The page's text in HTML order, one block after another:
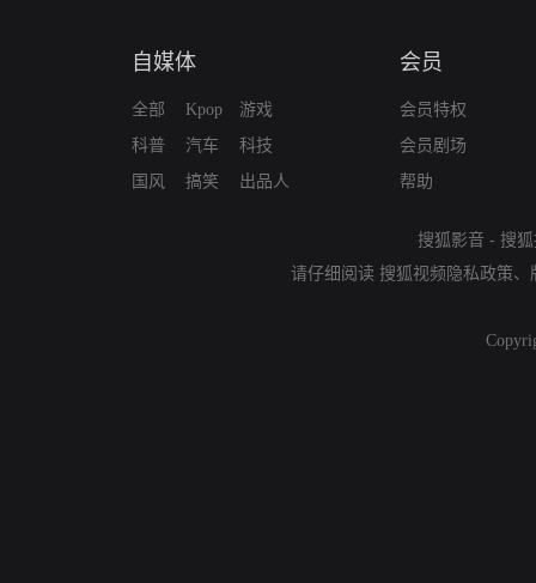
自媒体
全部
科普
国风
Kpop
汽车
搞笑
游戏
科技
出品人
会员
会员特权
会员剧场
帮助
搜狐影音 - 搜
请仔细阅读 搜狐视频隐私政策、